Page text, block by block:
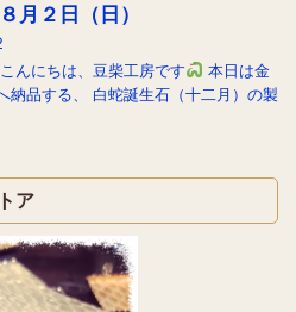
月２日（日）
んにちは、豆柴工房です
本日は金
納品する、 白蛇誕生石（十二月）の製
ア